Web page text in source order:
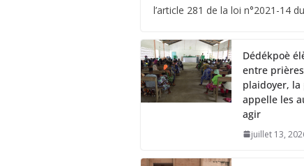
l’article 281 de la loi n°2021-14 du
Dédékpoè
entre
plaidoyer,
appelle les
agir
juillet 13,